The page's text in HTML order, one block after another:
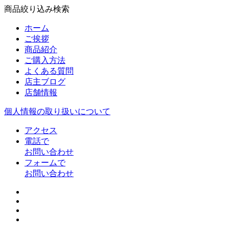
商品絞り込み検索
ホーム
ご挨拶
商品紹介
ご購入方法
よくある質問
店主ブログ
店舗情報
個人情報の取り扱いについて
アクセス
電話で
お問い合わせ
フォームで
お問い合わせ